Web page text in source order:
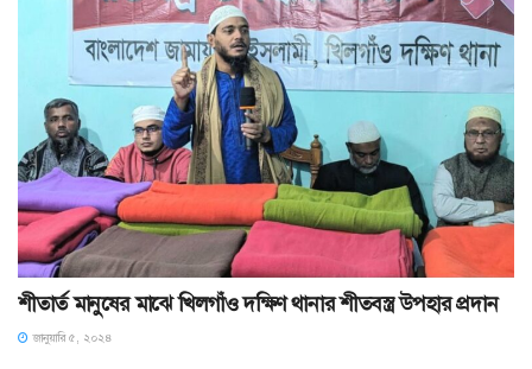
শীতার্ত মানুষের মাঝে খিলগাঁও দক্ষিণ থানার শীতবস্ত্র উপহার প্রদান
জানুয়ারি ৫, ২০২৪